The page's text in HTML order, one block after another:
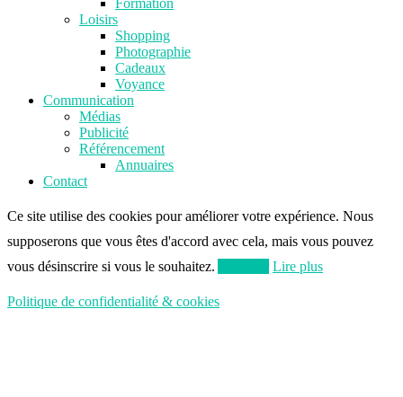
Formation
Loisirs
Shopping
Photographie
Cadeaux
Voyance
Communication
Médias
Publicité
Référencement
Annuaires
Contact
Ce site utilise des cookies pour améliorer votre expérience. Nous
supposerons que vous êtes d'accord avec cela, mais vous pouvez
vous désinscrire si vous le souhaitez.
Lire plus
Politique de confidentialité & cookies